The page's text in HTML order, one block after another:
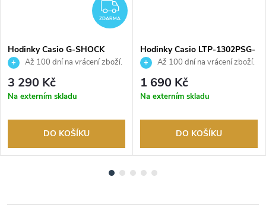
ZDARMA
ZDARMA
Hodinky Casio G-SHOCK
GMA-P2126W-8AER
Až 100 dní na vrácení zboží.
Autorizovaný prodejce.
3 290 Kč
Na externím skladu
DO KOŠÍKU
Hodinky Casio LTP-1302PSG-
7AVEGAž 100 dní na vrácení zboží.
Autorizovaný prodejce.
1 690 Kč
Na externím skladu
DO KOŠÍKU